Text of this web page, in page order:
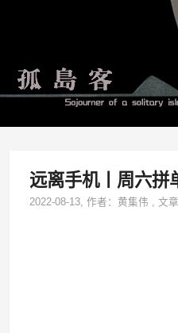
远离手机丨周六拼
2022-08-13, 作者：黄集伟 ,文